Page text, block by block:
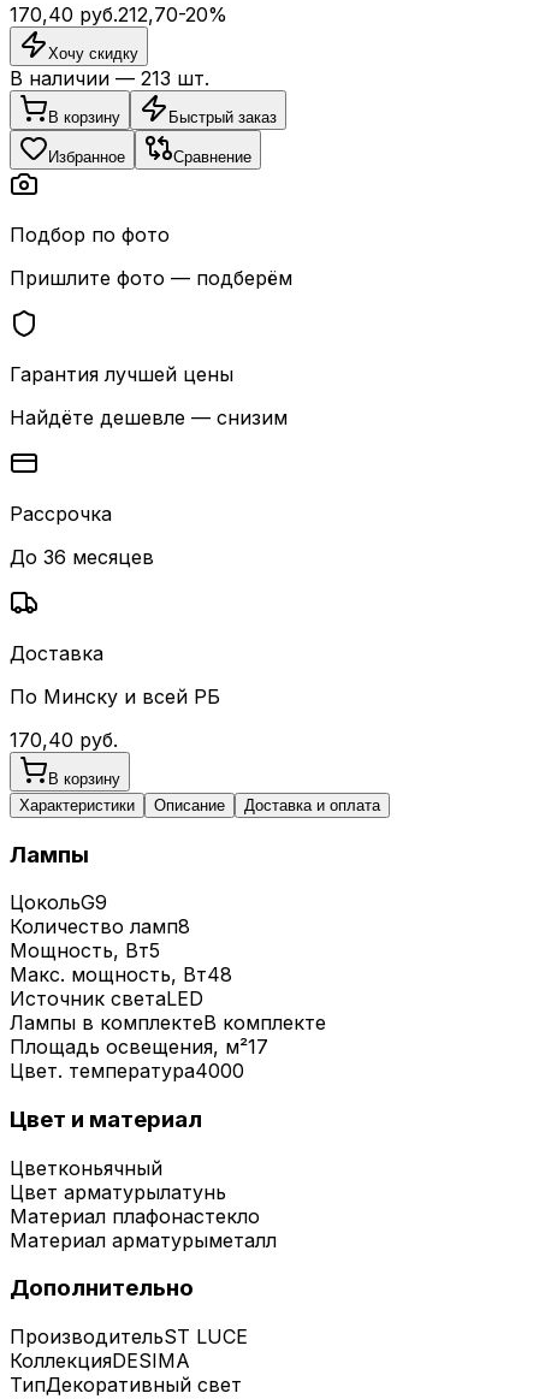
170,40 руб.212,70-20%
Хочу скидку
В наличии — 213 шт.
В корзину Быстрый заказ
Избранное Сравнение
Подбор по фото
Пришлите фото — подберём
Гарантия лучшей цены
Найдёте дешевле — снизим
Рассрочка
До 36 месяцев
Доставка
По Минску и всей РБ
170,40 руб.
В корзину
Характеристики
Описание Доставка и оплата
Лампы
ЦокольG9
Количество ламп8
Мощность, Вт5
Макс. мощность, Вт48
Источник светаLED
Лампы в комплектеВ комплекте
Площадь освещения, м²17
Цвет. температура4000
Цвет и материал
Цветконьячный
Цвет арматурылатунь
Материал плафонастекло
Материал арматурыметалл
Дополнительно
ПроизводительST LUCE
КоллекцияDESIMA
ТипДекоративный свет